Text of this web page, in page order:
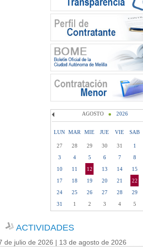
AGOSTO 2026
LUN MAR MIE JUE VIE SAB
27 28 29 30 31 1
3
4 5 6 7 8
10 11 12 13 14 15
17
18 19 20 21 22
24
25 26 27 28 29
31
1 2 3 4 5
ACTIVIDADES
de julio de 2026 | 13 de agosto de 2026